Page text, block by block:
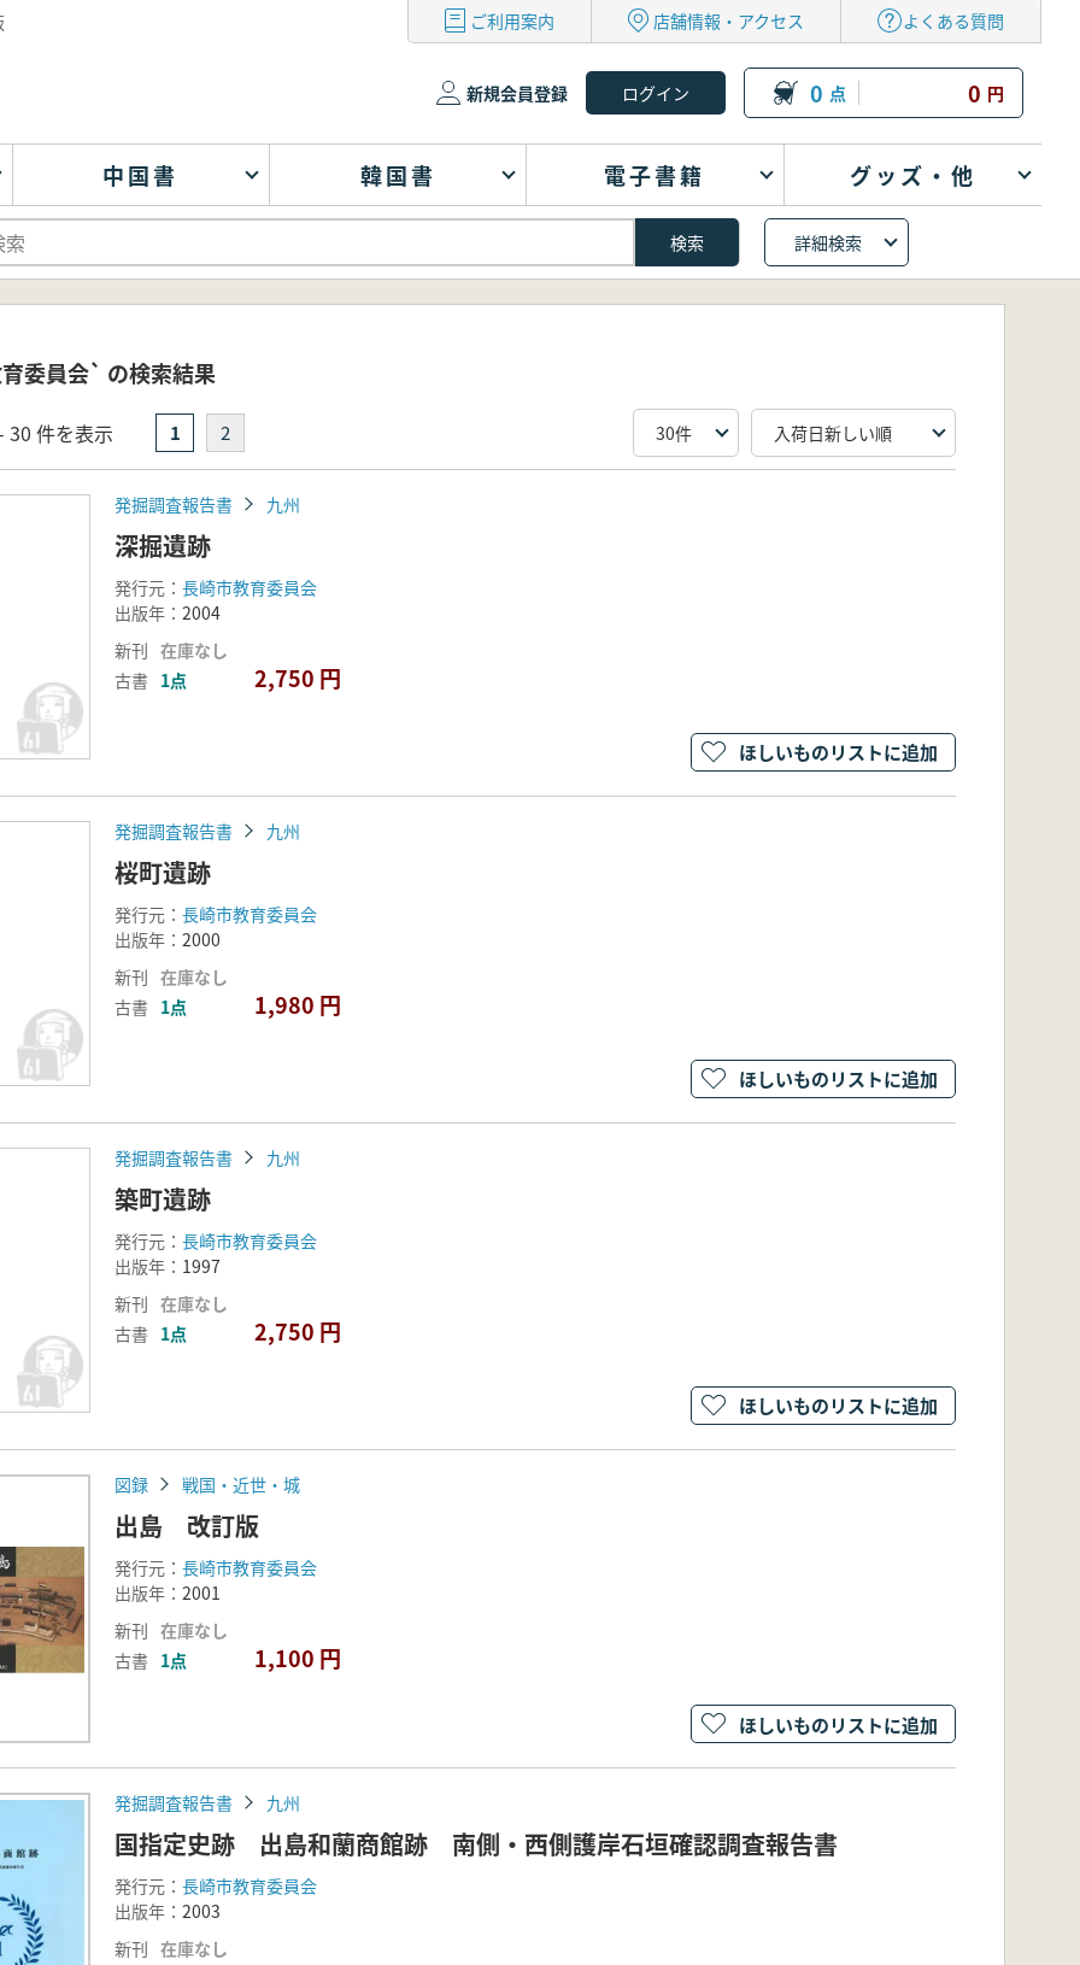
ご利用案内 店舗情報・アクセス よくある質問
新規会員登録 0 点 0 円
中国書 韓国書 電子書籍 グッズ・他
詳細検索
委員会` の検索結果
30 件を表示 1 2
発掘調査報告書 九州
深掘遺跡
発行元： 長崎市教育委員会
出版年： 2004
新刊 在庫なし
古書 1点 2,750 円
ほしいものリストに追加
発掘調査報告書 九州
桜町遺跡
発行元： 長崎市教育委員会
出版年： 2000
新刊 在庫なし
古書 1点 1,980 円
ほしいものリストに追加
発掘調査報告書 九州
築町遺跡
発行元： 長崎市教育委員会
出版年： 1997
新刊 在庫なし
古書 1点 2,750 円
ほしいものリストに追加
図録 戦国・近世・城
出島 改訂版
発行元： 長崎市教育委員会
出版年： 2001
新刊 在庫なし
古書 1点 1,100 円
ほしいものリストに追加
発掘調査報告書 九州
国指定史跡 出島和蘭商館跡 南側・西側護岸石垣確認調査報告書
発行元： 長崎市教育委員会
出版年： 2003
新刊 在庫なし